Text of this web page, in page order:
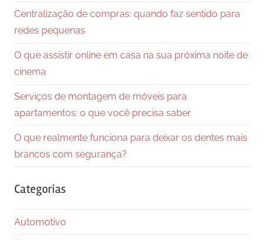
Centralização de compras: quando faz sentido para
redes pequenas
O que assistir online em casa na sua próxima noite de
cinema
Serviços de montagem de móveis para
apartamentos: o que você precisa saber
O que realmente funciona para deixar os dentes mais
brancos com segurança?
Categorias
Automotivo